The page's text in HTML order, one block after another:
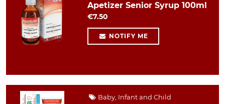
Apetizer Senior Syrup 100ml
€7.50
NOTIFY ME
Baby, Infant and Child